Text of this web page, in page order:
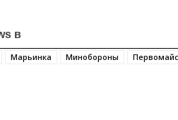
в
Марьинка Минобороны